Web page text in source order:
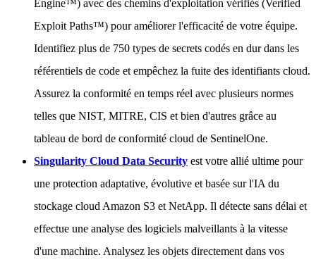
Engine™) avec des chemins d'exploitation vérifiés (Verified
Exploit Paths™) pour améliorer l'efficacité de votre équipe.
Identifiez plus de 750 types de secrets codés en dur dans les
référentiels de code et empêchez la fuite des identifiants cloud.
Assurez la conformité en temps réel avec plusieurs normes
telles que NIST, MITRE, CIS et bien d'autres grâce au
tableau de bord de conformité cloud de SentinelOne.
Singularity Cloud Data Security est votre allié ultime pour
une protection adaptative, évolutive et basée sur l'IA du
stockage cloud Amazon S3 et NetApp. Il détecte sans délai et
effectue une analyse des logiciels malveillants à la vitesse
d'une machine. Analysez les objets directement dans vos